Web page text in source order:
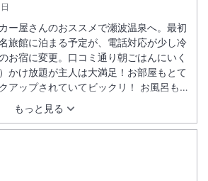
もっと見る
ー屋さんのおススメで瀬波温泉へ。最初
旅館に泊まる予定が、電話対応が少し冷
お宿に変更。口コミ通り朝ごはんにいく
かけ放題が主人は大満足！お部屋もとて
アップされていてビックリ！ お風呂も良
出になりました。安田ヨーグルト飲み放
。たくさん息子に買って帰りました！